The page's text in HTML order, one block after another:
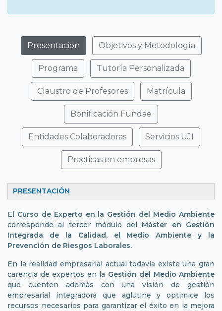
Presentación Objetivos y Metodología
Programa Tutoría Personalizada
Claustro de Profesores Matrícula
Bonificación Fundae
Entidades Colaboradoras Servicios UJI
Practicas en empresas
PRESENTACIÓN
El Curso de Experto en la Gestión del Medio Ambiente
corresponde al tercer módulo del
Máster en Gestión
Integrada de la Calidad, el Medio Ambiente y la
Prevención de Riesgos Laborales.
En la realidad empresarial actual todavía existe una gran
carencia de expertos en la Gestión del Medio Ambiente
que cuenten además con una visión de gestión
empresarial integradora que aglutine y optimice los
recursos necesarios para garantizar el éxito en la mejora